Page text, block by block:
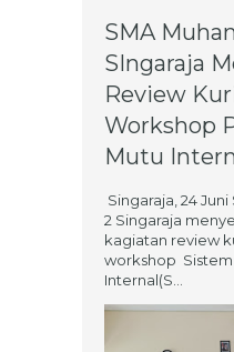
SMA
SIngaraja
Review
Workshop
Mutu
Singaraja, 24
2 Singaraja
kagiatan review
workshop
Internal(S...